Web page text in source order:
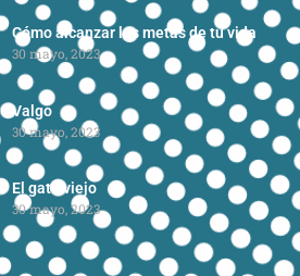
Cómo alcanzar las metas de tu vida
30 mayo, 2023
Valgo
30 mayo, 2023
El gato viejo
30 mayo, 2023